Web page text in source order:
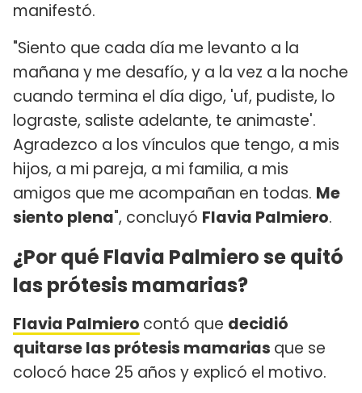
manifestó.
"Siento que cada día me levanto a la
mañana y me desafío, y a la vez a la noche
cuando termina el día digo, 'uf, pudiste, lo
lograste, saliste adelante, te animaste'.
Agradezco a los vínculos que tengo, a mis
hijos, a mi pareja, a mi familia, a mis
amigos que me acompañan en todas. Me
siento plena", concluyó Flavia Palmiero.
¿Por qué Flavia Palmiero se quitó
las prótesis mamarias?
Flavia Palmiero contó que decidió
quitarse las prótesis mamarias que se
colocó hace 25 años y explicó el motivo.